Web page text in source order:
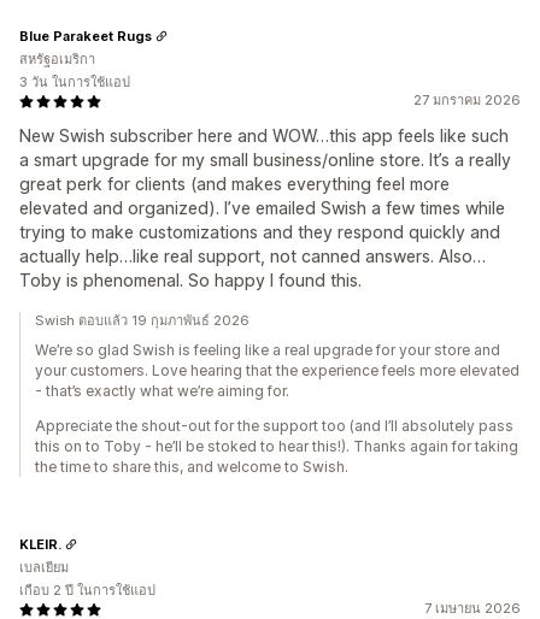
27 มกราคม 2026
New Swish subscriber here and WOW…this app feels like such
a smart upgrade for my small business/online store. It’s a really
great perk for clients (and makes everything feel more
elevated and organized). I’ve emailed Swish a few times while
trying to make customizations and they respond quickly and
actually help…like real support, not canned answers. Also…
Toby is phenomenal. So happy I found this.
Blue Parakeet Rugs
สหรัฐอเมริกา
3 วัน ในการใช้แอป
Swish ตอบแล้ว 19 กุมภาพันธ์ 2026
We’re so glad Swish is feeling like a real upgrade for your store and
your customers. Love hearing that the experience feels more elevated
- that’s exactly what we’re aiming for.
Appreciate the shout-out for the support too (and I’ll absolutely pass
this on to Toby - he’ll be stoked to hear this!). Thanks again for taking
the time to share this, and welcome to Swish.
7 เมษายน 2026
KLEIR.
เบลเยียม
เกือบ 2 ปี ในการใช้แอป